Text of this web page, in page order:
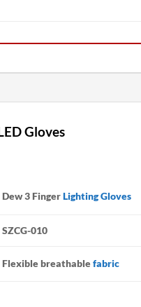
Gloves
Dew 3 FingerLighting Gloves
SZCG-010
Flexible breathablefabric